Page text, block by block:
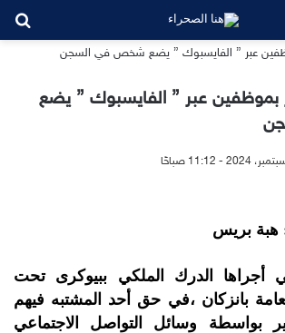
بموظفين عبر ” الفايسبوك ” يضع
هبة بريس
أجراها الدرك الملكي ببيوكرى تحت
بانزكان ،في حق أحد المشتبه فيهم
بواسطة وسائل التواصل الاجتماعي